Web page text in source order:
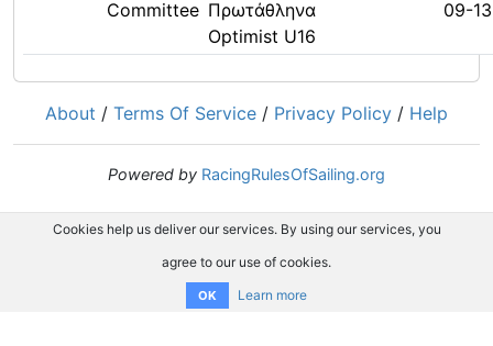
Committee Πρωτάθληνα
Optimist U16
09-13
About / Terms Of Service / Privacy Policy / Help
Powered by RacingRulesOfSailing.org
Cookies help us deliver our services. By using our services, you
agree to our use of cookies.
OK Learn more